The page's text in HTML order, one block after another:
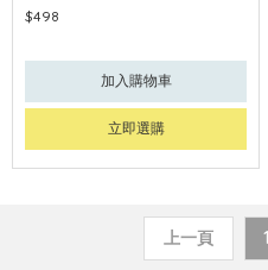
$498
加入購物車
立即選購
上一頁 1